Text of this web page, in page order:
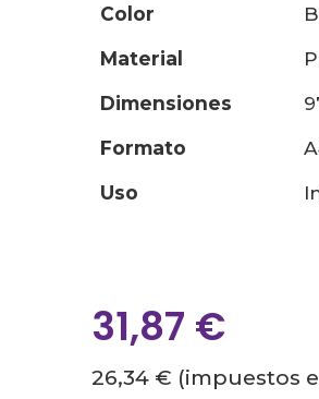
color
material
dimensiones
formato
uso
31,87 €
26,34 € (impuestos